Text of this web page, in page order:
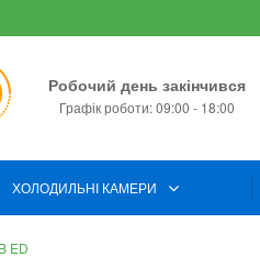
Робочий день закінчився
Графік роботи: 09:00 - 18:00
ХОЛОДИЛЬНІ КАМЕРИ
ED